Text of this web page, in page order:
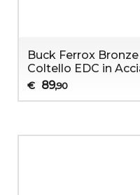
Buck Ferrox
Coltello EDC in
€ 89,90